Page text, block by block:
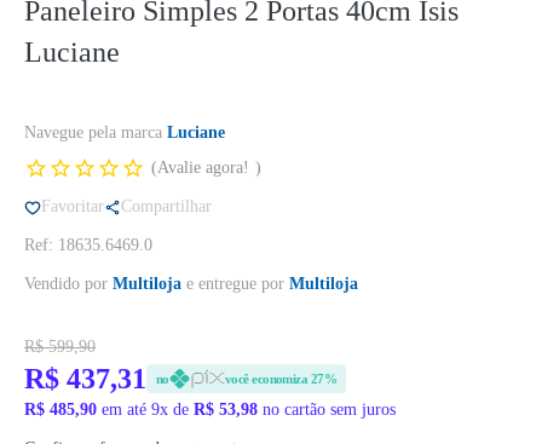
Paneleiro Simples 2 Portas 40cm Isis
Luciane
Navegue pela marca Luciane
Avalie agora!
Favoritar Compartilhar
Ref: 18635.6469.0
Vendido por Multiloja e entregue por Multiloja
R$ 599,90
R$ 437,31 no você economiza 27%
R$ 485,90 em até 9x de R$ 53,98 no cartão sem juros